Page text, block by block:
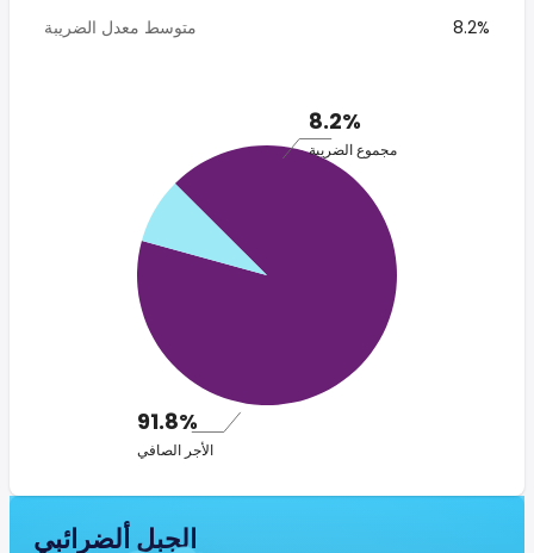
متوسط معدل الضريبة
8.2%
8.2%
مجموع الضريبة
91.8%
الأجر الصافي
الجبل ألضرائبي